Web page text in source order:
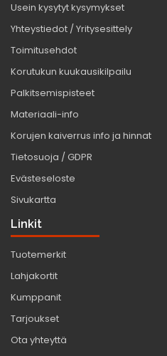
Usein kysytyt kysymykset
Yhteystiedot / Yritysesittely
Toimitusehdot
Korutukun kuukausikilpailu
Palkitsemispisteet
Materiaali-info
Korujen kaiverrus info ja hinnat
Tietosuoja / GDPR
Evästeseloste
Sivukartta
Linkit
Tuotemerkit
Lahjakortit
Kumppanit
Tarjoukset
Ota yhteyttä